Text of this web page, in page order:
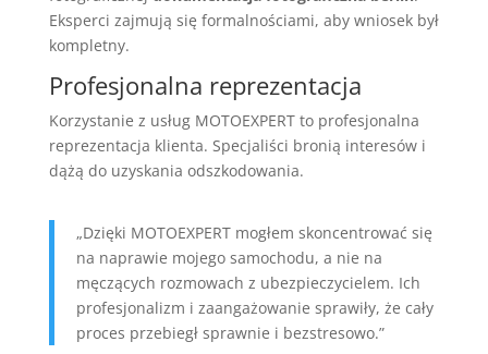
Eksperci zajmują się formalnościami, aby wniosek był
kompletny.
Profesjonalna reprezentacja
Korzystanie z usług MOTOEXPERT to profesjonalna
reprezentacja klienta. Specjaliści bronią interesów i
dążą do uzyskania odszkodowania.
„Dzięki MOTOEXPERT mogłem skoncentrować się
na naprawie mojego samochodu, a nie na
męczących rozmowach z ubezpieczycielem. Ich
profesjonalizm i zaangażowanie sprawiły, że cały
proces przebiegł sprawnie i bezstresowo.”